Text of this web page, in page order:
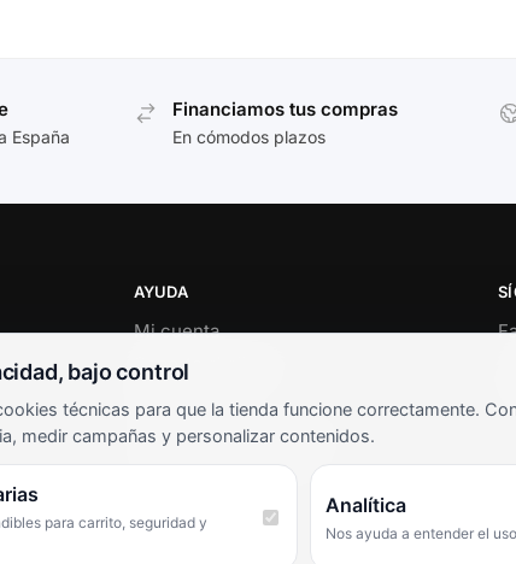
España
Financiamos tus compras
En cómodos plazos
AYUDA
Mi cuenta
Soporte al cliente
Términos y condiciones
Preguntas frecuentes
bajo control
técnicas para que la tienda funcione correctamente.
medir campañas y personalizar contenidos.
para carrito, seguridad y
Analítica
Nos ayuda a entender el